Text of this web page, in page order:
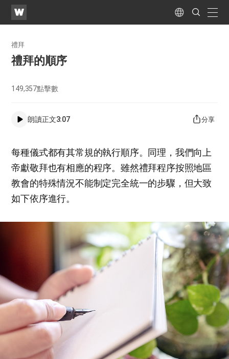
WATV
Language
Search
Submit
禮拜
禮拜的順序
149,357點擊數
朗讀正文3:07 分享
每種儀式都有其常規的執行順序。同理，我們向上
帝獻敬拜也有相應的程序。雖然禮拜程序按照地區
教會的特殊情況不能制定完全統一的步驟，但大致
如下依序進行。